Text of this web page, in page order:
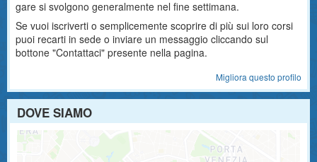
gare si svolgono generalmente nel fine settimana.
Se vuoi iscriverti o semplicemente scoprire di più sui loro corsi
puoi recarti in sede o inviare un messaggio cliccando sul
bottone "Contattaci" presente nella pagina.
Migliora questo profilo
DOVE SIAMO